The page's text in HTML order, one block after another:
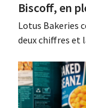
Biscoff, en
Lotus Bakeries
deux chiffres et
capacité de
cette